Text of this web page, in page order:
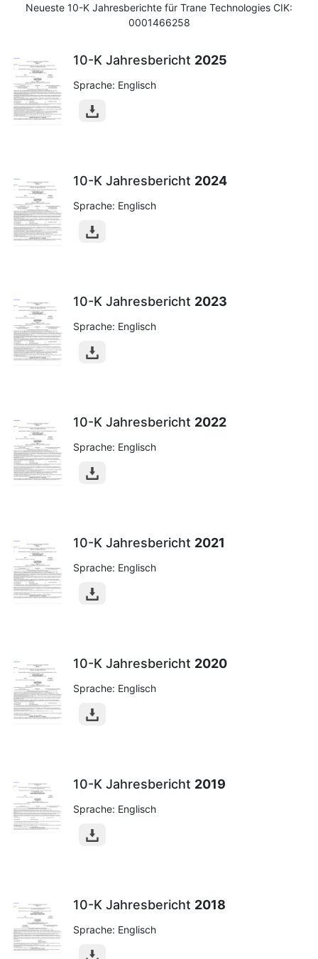
Neueste 10-K Jahresberichte für Trane Technologies CIK:
0001466258
10-K Jahresbericht 2025
Sprache: Englisch
10-K Jahresbericht 2024
Sprache: Englisch
10-K Jahresbericht 2023
Sprache: Englisch
10-K Jahresbericht 2022
Sprache: Englisch
10-K Jahresbericht 2021
Sprache: Englisch
10-K Jahresbericht 2020
Sprache: Englisch
10-K Jahresbericht 2019
Sprache: Englisch
10-K Jahresbericht 2018
Sprache: Englisch